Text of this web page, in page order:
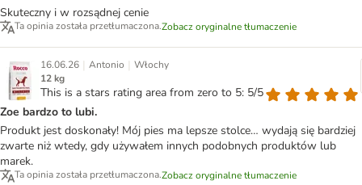
Skuteczny i w rozsądnej cenie
Ta opinia została przetłumaczona.Zobacz oryginalne tłumaczenie
16.06.26 | Antonio | Włochy
12 kg
This is a stars rating area from zero to 5: 5/5
Zoe bardzo to lubi.
Produkt jest doskonały! Mój pies ma lepsze stolce… wydają się bardziej
zwarte niż wtedy, gdy używałem innych podobnych produktów lub
marek.
Ta opinia została przetłumaczona.Zobacz oryginalne tłumaczenie